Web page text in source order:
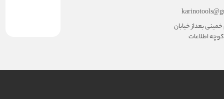
بعداز خیابان
اطلاعات